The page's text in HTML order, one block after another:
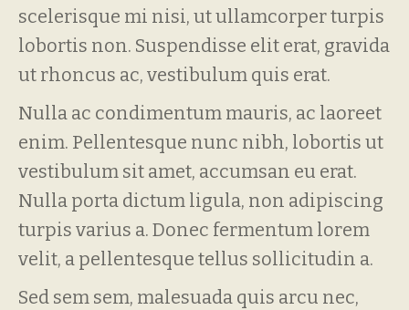
scelerisque mi nisi, ut ullamcorper turpis
lobortis non. Suspendisse elit erat, gravida
ut rhoncus ac, vestibulum quis erat.
Nulla ac condimentum mauris, ac laoreet
enim. Pellentesque nunc nibh, lobortis ut
vestibulum sit amet, accumsan eu erat.
Nulla porta dictum ligula, non adipiscing
turpis varius a. Donec fermentum lorem
velit, a pellentesque tellus sollicitudin a.
Sed sem sem, malesuada quis arcu nec,